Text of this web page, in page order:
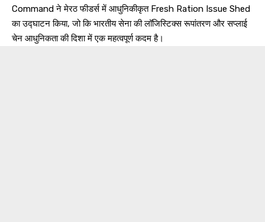
Command ने मेरठ फीडर्स में आधुनिकीकृत Fresh Ration Issue Shed
का उद्घाटन किया, जो कि भारतीय सेना की लॉजिस्टिक्स रूपांतरण और सप्लाई
चेन आधुनिकता की दिशा में एक महत्वपूर्ण कदम है।